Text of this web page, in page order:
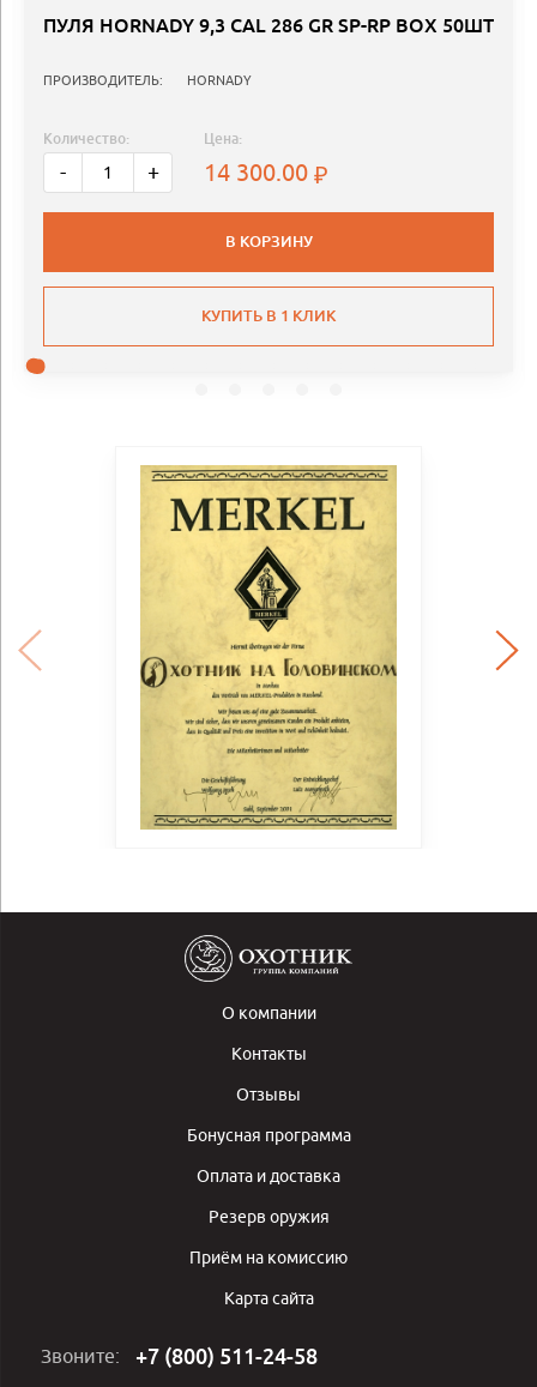
ПУЛЯ HORNADY 9,3 CAL 286 GR SP-RP BOX 50ШТ
ПРОИЗВОДИТЕЛЬ: HORNADY
Количество:
- +
Цена:
14 300.00
В КОРЗИНУ
КУПИТЬ В 1 КЛИК
О компании
Контакты
Отзывы
Бонусная программа
Оплата и доставка
Резерв оружия
Приём на комиссию
Карта сайта
Звоните: +7 (800) 511-24-58